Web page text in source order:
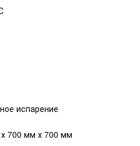
испарение
700 мм х 700 мм